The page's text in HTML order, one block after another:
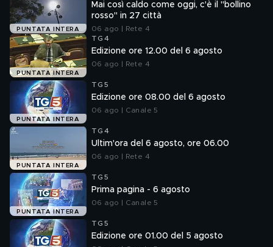
PUNTATA INTERA
Mai così caldo come oggi, c'è il "bollino
rosso" in 27 città
06 ago | Rete 4
PUNTATA INTERA
TG4
Edizione ore 12.00 del 6 agosto
06 ago | Rete 4
PUNTATA INTERA
TG5
Edizione ore 08.00 del 6 agosto
06 ago | Canale 5
PUNTATA INTERA
TG4
Ultim'ora del 6 agosto, ore 06.00
06 ago | Rete 4
PUNTATA INTERA
TG5
Prima pagina - 6 agosto
06 ago | Canale 5
TG5
Edizione ore 01.00 del 5 agosto